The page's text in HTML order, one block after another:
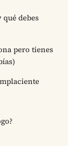
qué debes
pero tienes